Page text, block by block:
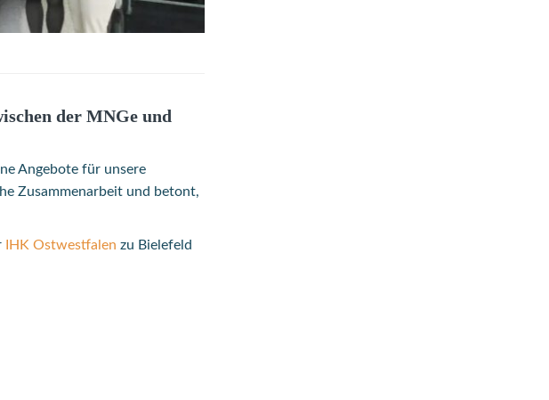
der MNGe und
Angebote für unsere
Zusammenarbeit und betont,
IHK Ostwestfalen zu Bielefeld